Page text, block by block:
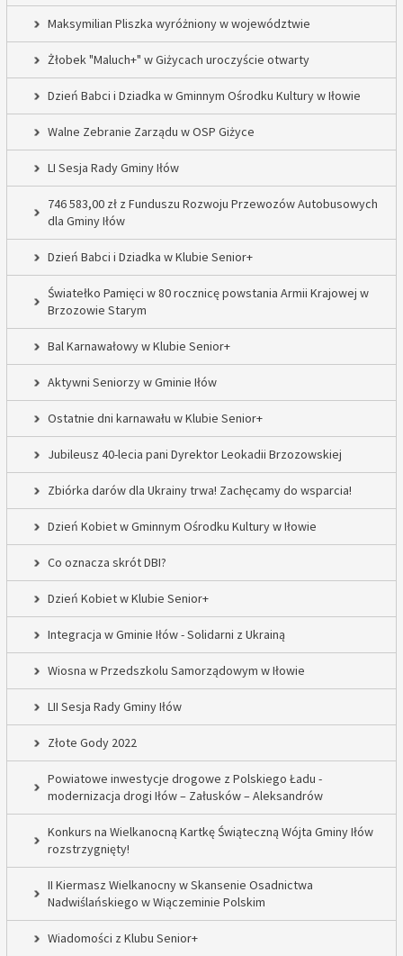
Maksymilian Pliszka wyróżniony w województwie
Żłobek "Maluch+" w Giżycach uroczyście otwarty
Dzień Babci i Dziadka w Gminnym Ośrodku Kultury w Iłowie
Walne Zebranie Zarządu w OSP Giżyce
LI Sesja Rady Gminy Iłów
746 583,00 zł z Funduszu Rozwoju Przewozów Autobusowych
dla Gminy Iłów
Dzień Babci i Dziadka w Klubie Senior+
Światełko Pamięci w 80 rocznicę powstania Armii Krajowej w
Brzozowie Starym
Bal Karnawałowy w Klubie Senior+
Aktywni Seniorzy w Gminie Iłów
Ostatnie dni karnawału w Klubie Senior+
Jubileusz 40-lecia pani Dyrektor Leokadii Brzozowskiej
Zbiórka darów dla Ukrainy trwa! Zachęcamy do wsparcia!
Dzień Kobiet w Gminnym Ośrodku Kultury w Iłowie
Co oznacza skrót DBI?
Dzień Kobiet w Klubie Senior+
Integracja w Gminie Iłów - Solidarni z Ukrainą
Wiosna w Przedszkolu Samorządowym w Iłowie
LII Sesja Rady Gminy Iłów
Złote Gody 2022
Powiatowe inwestycje drogowe z Polskiego Ładu -
modernizacja drogi Iłów – Załusków – Aleksandrów
Konkurs na Wielkanocną Kartkę Świąteczną Wójta Gminy Iłów
rozstrzygnięty!
II Kiermasz Wielkanocny w Skansenie Osadnictwa
Nadwiślańskiego w Wiączeminie Polskim
Wiadomości z Klubu Senior+